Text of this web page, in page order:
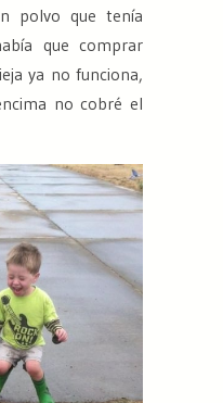
polvo que tenía
que comprar
ya no funciona,
no cobré el